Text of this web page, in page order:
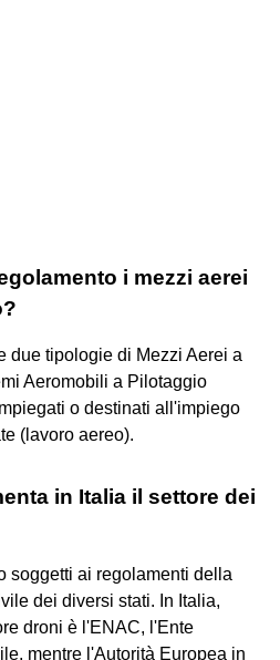
i mezzi aerei
due tipologie di Mezzi Aerei a
Aeromobili a Pilotaggio
o destinati all'impiego
(lavoro aereo).
in Italia il settore dei
soggetti ai regolamenti della
dei diversi stati. In Italia,
droni è l'ENAC, l'Ente
mentre l'Autorità Europea in